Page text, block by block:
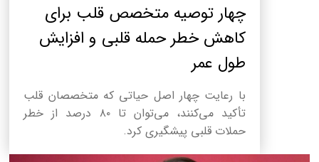
چهار توصیه متخصص قلب برای
کاهش خطر حمله قلبی و افزایش
طول عمر
با رعایت چهار اصل حیاتی که متخصصان قلب
تأکید می‌کنند، می‌توان تا ۸۰ درصد از خطر
حملات قلبی پیشگیری کرد.